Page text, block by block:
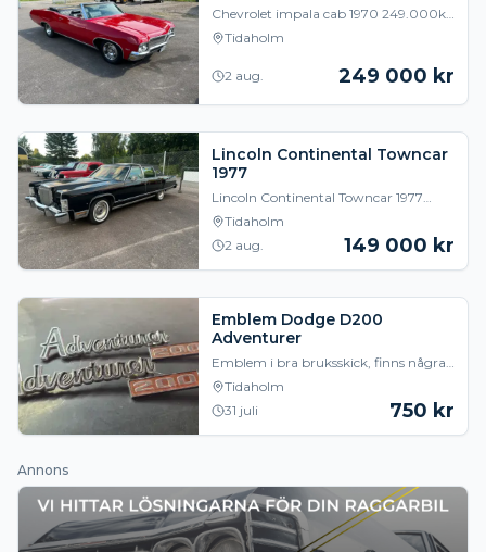
Chevrolet impala cab 1970 249.000kr
Bil i mycket bra brukskicka Bara sätta
sig i och vrida på nyckel! Går väldigt
fint p
Tidaholm
2 aug. 249 000 kr
Lincoln Continental Towncar
1977
Lincoln Continental Towncar 1977
149.000kr Här har du kärran om du
vill känna dig som kungen! Man åker
bättre och skönar
Tidaholm
2 aug.
149 000 kr
Emblem Dodge D200
Adventurer
Emblem i bra bruksskick, finns några
märken på dom. Har mer till dodge
pickup. Både nytt å begagnat. 750kr
paret
Tidaholm
31 juli
750 kr
Annons